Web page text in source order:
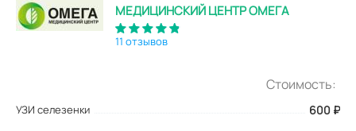
МЕДИЦИНСКИЙ ЦЕНТР ОМЕГА
11 отзывов
Стоимость:
УЗИ селезенки 600 ₽